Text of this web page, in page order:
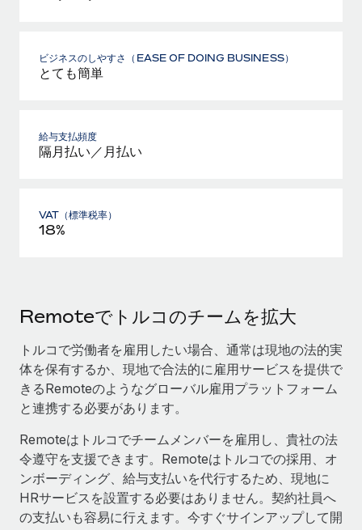
ビジネスのしやすさ（EASE OF DOING BUSINESS）
とても簡単
給与支払頻度
隔月払い／月払い
VAT（標準税率）
18%
Remoteでトルコのチームを拡大
トルコで労働者を雇用したい場合、通常は現地の法的実
体を保有するか、現地で合法的に雇用サービスを提供で
きるRemoteのようなグローバル雇用プラットフォーム
と連携する必要があります。
Remoteはトルコでチームメンバーを雇用し、貴社の法
令遵守を支援できます。Remoteはトルコでの採用、オ
ンボーディング、給与支払いを代行するため、現地に
HRサービスを設置する必要はありません。契約社員へ
の支払いも容易に行えます。今すぐサインアップして開